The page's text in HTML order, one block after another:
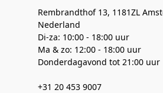
Rembrandthof 13, 1181ZL
Nederland
Di-za: 10:00 - 18:00 uur
Ma & zo: 12:00 - 18:00 uur
Donderdagavond tot 21:00 uur
+31 20 453 9007